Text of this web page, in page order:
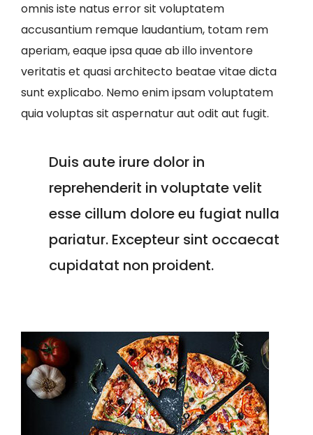
omnis iste natus error sit voluptatem
accusantium remque laudantium, totam rem
aperiam, eaque ipsa quae ab illo inventore
veritatis et quasi architecto beatae vitae dicta
sunt explicabo. Nemo enim ipsam voluptatem
quia voluptas sit aspernatur aut odit aut fugit.
Duis aute irure dolor in
reprehenderit in voluptate velit
esse cillum dolore eu fugiat nulla
pariatur. Excepteur sint occaecat
cupidatat non proident.